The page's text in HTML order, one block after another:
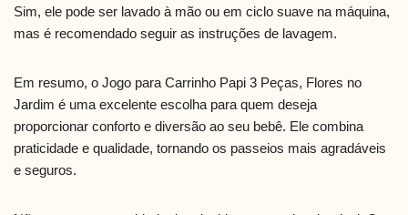
Sim, ele pode ser lavado à mão ou em ciclo suave na máquina,
mas é recomendado seguir as instruções de lavagem.
Em resumo, o Jogo para Carrinho Papi 3 Peças, Flores no
Jardim é uma excelente escolha para quem deseja
proporcionar conforto e diversão ao seu bebê. Ele combina
praticidade e qualidade, tornando os passeios mais agradáveis
e seguros.